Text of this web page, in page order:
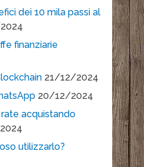
dei 10 mila passi al
finanziarie
21/12/2024
20/12/2024
rate acquistando
utilizzarlo?